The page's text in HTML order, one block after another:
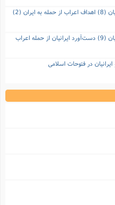
(2)
در فتوحات اسلامی